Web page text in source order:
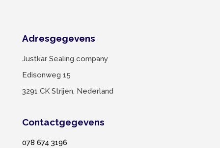
Adresgegevens
Justkar Sealing company
Edisonweg 15
3291 CK Strijen, Nederland
Contactgegevens
078 674 3196